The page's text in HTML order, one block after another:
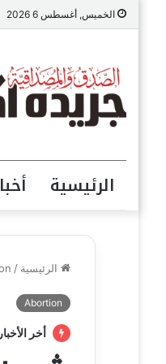
الخميس, أغسطس 6 2026
الرئيسية
الرئيسية /
Abortion
أخر الأخبار